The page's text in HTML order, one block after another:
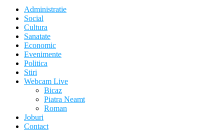
Administratie
Social
Cultura
Sanatate
Economic
Evenimente
Politica
Stiri
Webcam Live
Bicaz
Piatra Neamt
Roman
Joburi
Contact